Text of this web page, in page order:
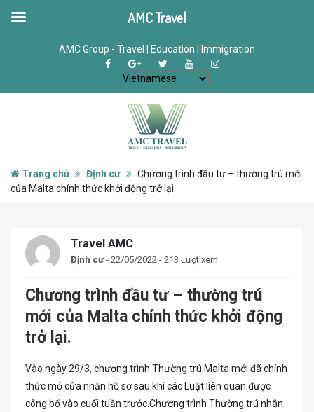
AMC Group - Travel | Education | Immigration
Trang chủ Định cư
Chương trình đầu tư – thường trú mới
của Malta chính thức khởi động trở lại.
Travel AMC
Định cư - 22/05/2022 - 213 Lượt xem
Chương trình đầu tư – thường trú
mới của Malta chính thức khởi động
trở lại.
Vào ngày 29/3, chương trình Thường trú Malta mới đã chính
thức mở cửa nhận hồ sơ sau khi các Luật liên quan được
công bố vào cuối tuần trước.Chương trình Thường trú nhân
AMC Travel